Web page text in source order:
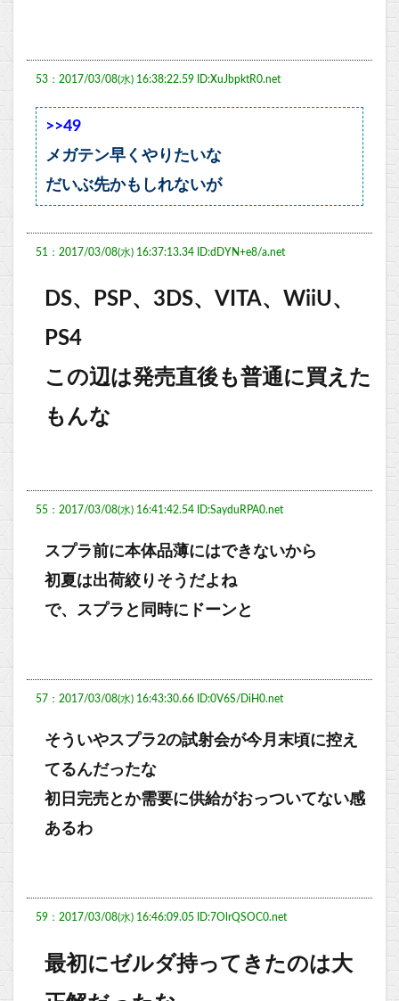
53：2017/03/08(水) 16:38:22.59 ID:XuJbpktR0.net
>>49
メガテン早くやりたいな
だいぶ先かもしれないが
51：2017/03/08(水) 16:37:13.34 ID:dDYN+e8/a.net
DS、PSP、3DS、VITA、WiiU、
PS4
この辺は発売直後も普通に買えた
もんな
55：2017/03/08(水) 16:41:42.54 ID:SayduRPA0.net
スプラ前に本体品薄にはできないから
初夏は出荷絞りそうだよね
で、スプラと同時にドーンと
57：2017/03/08(水) 16:43:30.66 ID:0V6S/DiH0.net
そういやスプラ2の試射会が今月末頃に控え
てるんだったな
初日完売とか需要に供給がおっついてない感
あるわ
59：2017/03/08(水) 16:46:09.05 ID:7OlrQSOC0.net
最初にゼルダ持ってきたのは大